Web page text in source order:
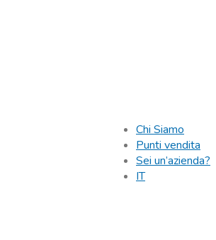
Chi Siamo
Punti vendita
Sei un’azienda?
IT